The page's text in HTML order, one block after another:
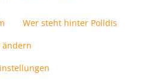
Wer steht hinter Polldis
ändern